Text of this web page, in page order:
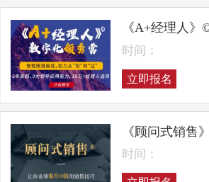
《A+经理人
时间：
立即报名
《顾问式销售
时间：